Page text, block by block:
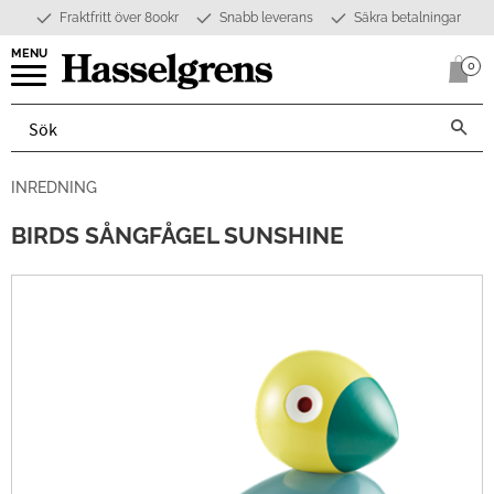
Meny
Fraktfritt över 800kr Snabb leverans Säkra betalningar
0
INREDNING
BIRDS SÅNGFÅGEL SUNSHINE